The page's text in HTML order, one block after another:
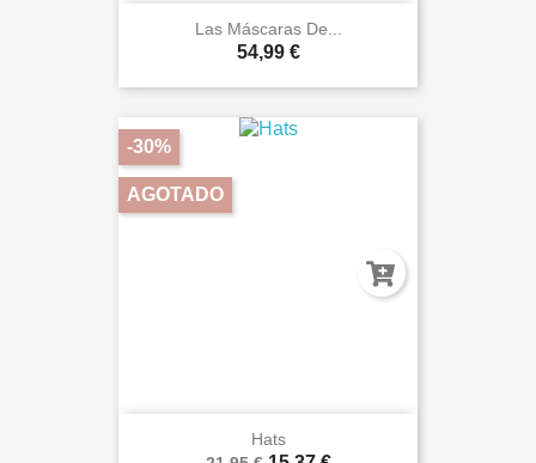
Las Máscaras De...
54,99 €
Hats
-30%
AGOTADO